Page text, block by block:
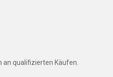
qualifizierten Käufen.